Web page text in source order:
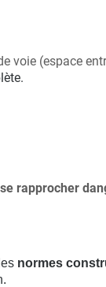
voie (espace
rapprocher
normes